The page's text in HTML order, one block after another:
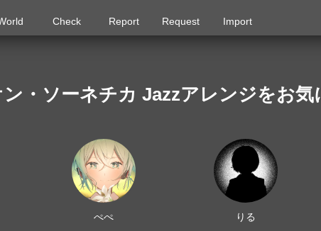
Check Report Request Import
ン・ソーネチカ Jazzアレンジをお
ぺぺ りる